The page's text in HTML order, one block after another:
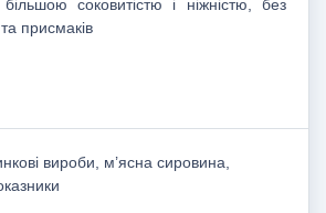
соковитістю і ніжністю, без
присмаків
вироби, м’ясна сировина,